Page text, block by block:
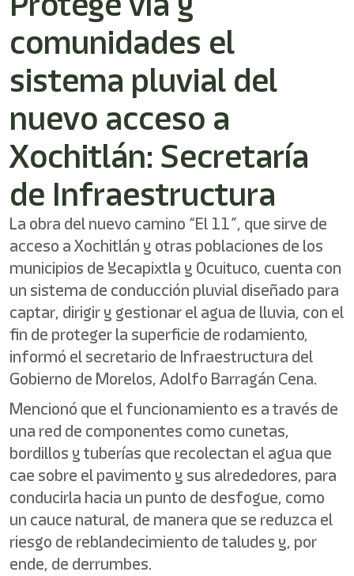
Este
directo
lector
de
pantalla
para
ayudarle
navegar
interactuar
contenido.
comunidades el
sistema pluvial del
nuevo acceso a
Xochitlán: Secretaría
de Infraestructura
La obra del nuevo camino “El 11”, que sirve de
acceso a Xochitlán y otras poblaciones de los
municipios de Yecapixtla y Ocuituco, cuenta con
un sistema de conducción pluvial diseñado para
captar, dirigir y gestionar el agua de lluvia, con el
fin de proteger la superficie de rodamiento,
informó el secretario de Infraestructura del
Gobierno de Morelos, Adolfo Barragán Cena.
Mencionó que el funcionamiento es a través de
una red de componentes como cunetas,
bordillos y tuberías que recolectan el agua que
cae sobre el pavimento y sus alrededores, para
conducirla hacia un punto de desfogue, como
un cauce natural, de manera que se reduzca el
riesgo de reblandecimiento de taludes y, por
ende, de derrumbes.